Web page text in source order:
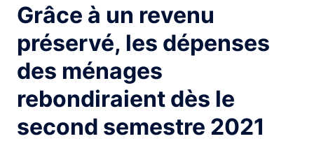
Grâce à un revenu
préservé, les dépenses
des ménages
rebondiraient dès le
second semestre 2021